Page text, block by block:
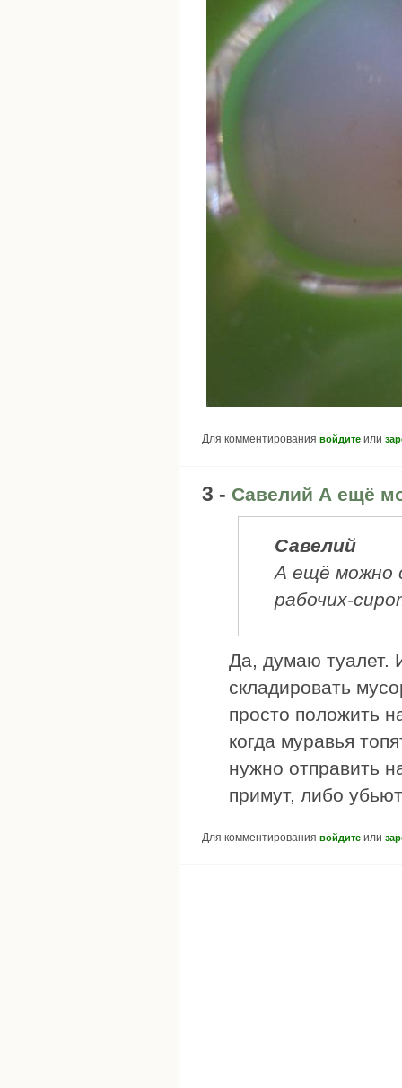
Для комментирования войдите или
3 - Савелий А ещё
Савелий
А ещё можно
рабочих-
Да, думаю туалет.
складировать
просто положить
когда муравья
нужно отправить
примут, либо убьют
Для комментирования войдите или